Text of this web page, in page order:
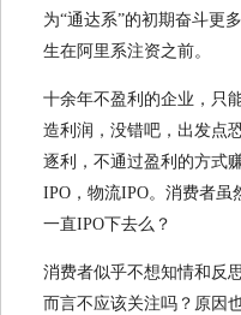
为“通达系”的初期奋斗更
生在阿里系注资之前。
十余年不盈利的企业，只
造利润，没错吧，出发点
逐利，不通过盈利的方式
IPO，物流IPO。消费者
一直IPO下去么？
消费者似乎不想知情和反
而言不应该关注吗？原因